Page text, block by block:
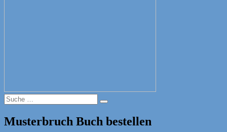
Suche
nach:
Suche
Musterbruch Buch bestellen